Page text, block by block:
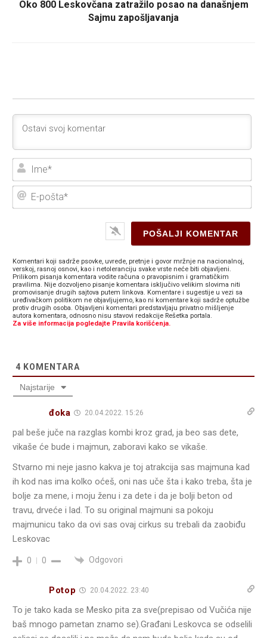
Oko 800 Leskovčana zatražilo posao na današnjem
Sajmu zapošljavanja
E-
Komentari koji sadrže psovke, uvrede, pretnje i govor mržnje na nacionalnoj,
verskoj, rasnoj osnovi, kao i netoleranciju svake vrste neće biti objavljeni.
Prilikom pisanja komentara vodite računa o pravopisnim i gramatičkim
pravilima. Nije dozvoljeno pisanje komentara isključivo velikim slovima niti
promovisanje drugih sajtova putem linkova. Komentare i sugestije u vezi sa
uređivačkom politikom ne objavljujemo, kao ni komentare koji sadrže optužbe
protiv drugih osoba. Objavljeni komentari predstavljaju privatno mišljenje
autora komentara, odnosno nisu stavovi redakcije Rešetka portala.
Za više informacija pogledajte Pravila korišćenja.
4 KOMENTARA
Najstarije
đoka 20.04.2022. 15:26
pal beše juče na razglas kombi kroz grad, ja beo sas dete,
vikaše će bude i majmun, zaboravi kako se vikaše.
Stvarno mi neje jasno kakva je toj atrakcija sas majmuna kad
ih kod nas ima kolko oćeš, oni nas uče šta i kako treba, šta je
bolje za mene, i moju ženu i za dete i da je bolji beton od
travu, drveće i lad. To su original majmuni sa pokoju
majmunicu tako da ovi sas ovaj cirkus su trebali da zaobiđu
Leskovac
0 0 Odgovori
Potop 20.04.2022. 23:40
To je tako kada se Mesko pita za sve(prepisao od Vučića nije
baš mnogo pametan znamo se).Građani Leskovca se odselili